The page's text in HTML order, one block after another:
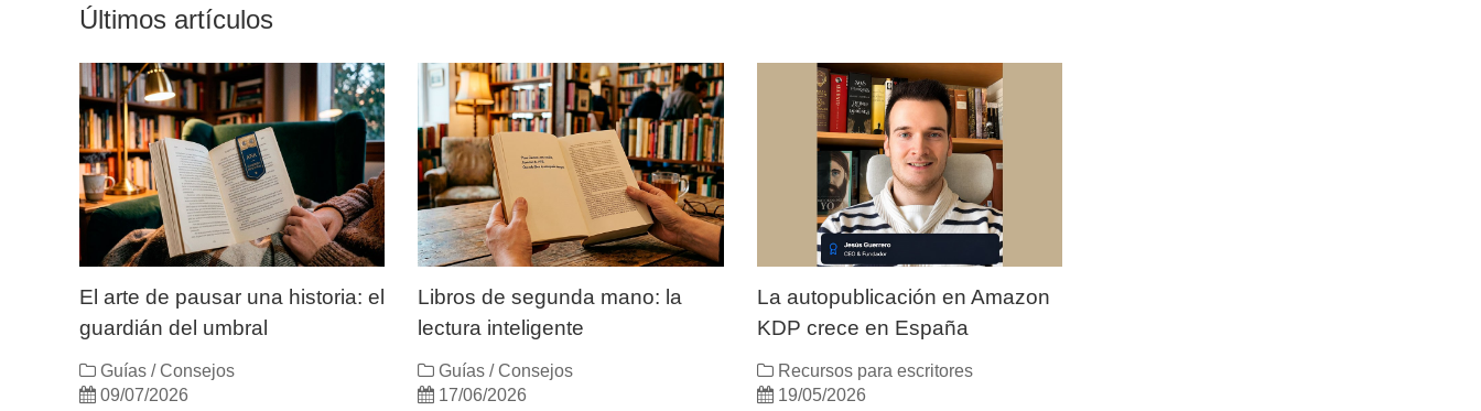
Últimos artículos
El arte de pausar una historia: el
guardián del umbral
Guías / Consejos
09/07/2026
Libros de segunda mano: la
lectura inteligente
Guías / Consejos
17/06/2026
La autopublicación en Amazon
KDP crece en España
Recursos para escritores
19/05/2026